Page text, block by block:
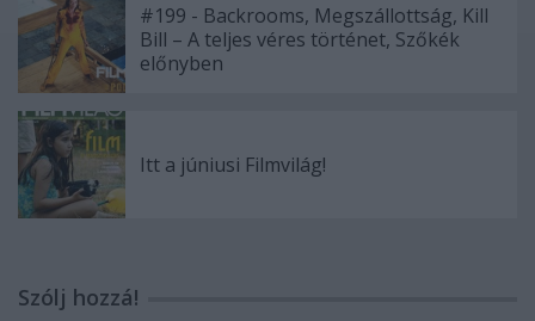
#199 - Backrooms, Megszállottság, Kill
Bill – A teljes véres történet, Szőkék
előnyben
Itt a júniusi Filmvilág!
Szólj hozzá!